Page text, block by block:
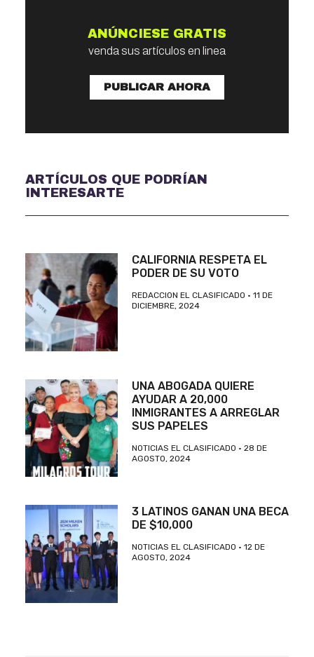
ANÚNCIESE GRATIS
venda sus artículos en linea
PUBLICAR AHORA
ARTÍCULOS QUE PODRÍAN
INTERESARTE
CALIFORNIA RESPETA EL
PODER DE SU VOTO
REDACCION EL CLASIFICADO
11 DE
DICIEMBRE, 2024
UNA ABOGADA QUIERE
AYUDAR A 20,000
INMIGRANTES A ARREGLAR
SUS PAPELES
NOTICIAS EL CLASIFICADO
28 DE
AGOSTO, 2024
3 LATINOS GANAN UNA BECA
DE $10,000
NOTICIAS EL CLASIFICADO
12 DE
AGOSTO, 2024